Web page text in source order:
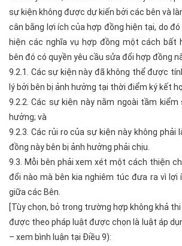
sự kiện không được dự kiến bởi các bên và
cân bằng lợi ích của hợp đồng hiện tại, do
hiện các nghĩa vụ hợp đồng một cách bất
bên đó có quyền yêu cầu sửa đổi hợp đồng
9.2.1. Các sự kiện này đã không thể được
lý bởi bên bị ảnh hưởng tại thời điểm ký kết
9.2.2. Các sự kiện này nằm ngoài tầm
hưởng; và
9.2.3. Các rủi ro của sự kiện này không phải
đồng này bên bị ảnh hưởng phải chịu.
9.3. Mỗi bên phải xem xét một cách thiện
đổi nào mà bên kia nghiêm túc đưa ra vì lợi
giữa các Bên.
[Tùy chọn, bỏ trong trường hợp không khả
được theo pháp luật được chọn là luật áp
– xem bình luận tại Điều 9):